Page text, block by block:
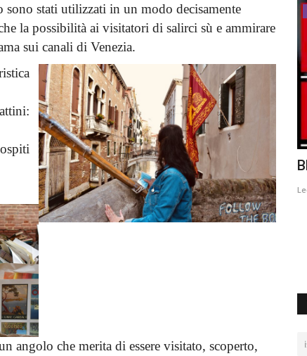
sono stati utilizzati in un modo decisamente
la possibilità ai visitatori di salirci sù e ammirare
sui canali di Venezia.
angolo che merita di essere visitato, scoperto,
le
Piemonte
La merenda Sinoira
ibg_hott Gennaio 25, 2023 0 635